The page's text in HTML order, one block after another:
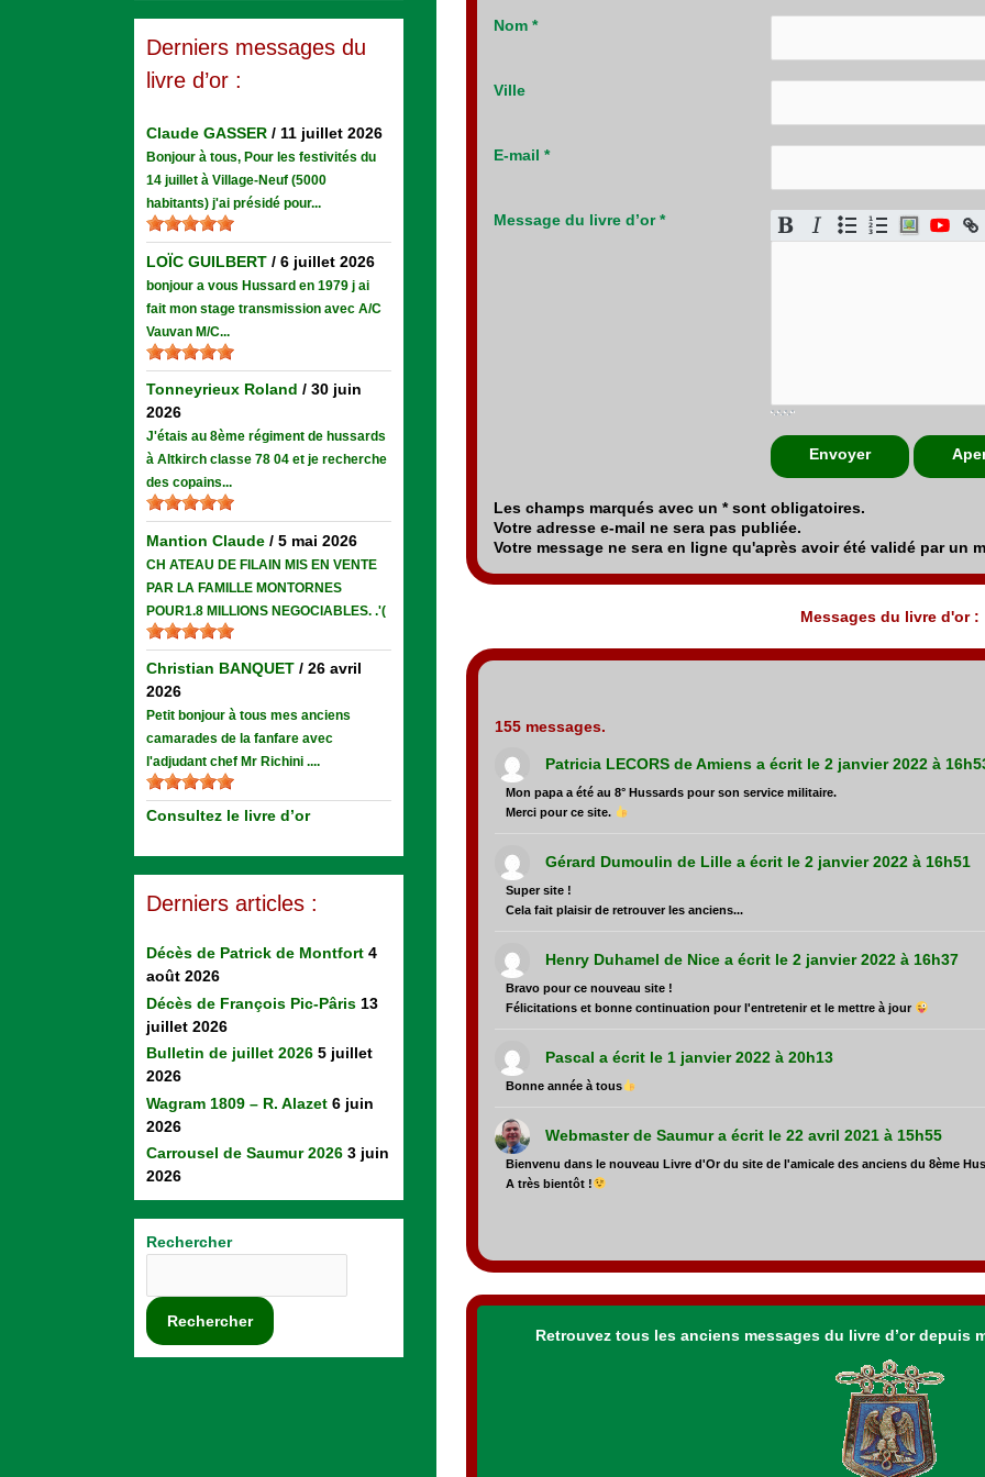
Derniers messages du
livre d’or :
Claude GASSER / 11 juillet 2026
Bonjour à tous, Pour les festivités du
14 juillet à Village-Neuf (5000
habitants) j'ai présidé pour...
LOÏC GUILBERT /6 juillet 2026
bonjour a vous Hussard en 1979 j ai
fait mon stage transmission avec A/C
Vauvan M/C...
Tonneyrieux Roland /30 juin
2026
J'étais au 8ème régiment de hussards
à Altkirch classe 78 04 et je recherche
des copains...
Mantion Claude /5 mai 2026
CH ATEAU DE FILAIN MIS EN VENTE
PAR LA FAMILLE MONTORNES
POUR1.8 MILLIONS NEGOCIABLES. .'(
Christian BANQUET /26 avril
2026
Petit bonjour à tous mes anciens
camarades de la fanfare avec
l'adjudant chef Mr Richini ....
Consultez le livre d’or
Derniers articles :
Décès de Patrick de Montfort 4
août 2026
Décès de François Pic-Pâris 13
juillet 2026
Bulletin de juillet 2026 5 juillet
2026
Wagram 1809 – R. Alazet 6 juin
2026
Carrousel de Saumur 2026 3 juin
2026
Rechercher
Rechercher
Nom *
Ville
E-mail *
Message du livre d’or*
Les champs marqués avec un * sont obligatoires.
Votre adresse e-mail ne sera pas publiée.
Votre message ne sera en ligne qu'après avoir été validé par un
Messages du livre d'or :
155 messages.
Patricia LECORS de Amiens a écrit le2 janvier 2022 à
Mon papa a été au 8° Hussards pour son service militaire.
Merci pour ce site.
Gérard Dumoulin de Lille a écrit le2 janvier 2022 à 16h51
Super site !
Cela fait plaisir de retrouver les anciens...
Henry Duhamel de Nice a écrit le2 janvier 2022 à 16h37
Bravo pour ce nouveau site !
Félicitations et bonne continuation pour l'entretenir et le mettre à jour
Pascal a écrit le1 janvier 2022 à 20h13
Bonne année à tous
Webmasterde Saumur a écrit le22 avril 2021 à 15h55
Bienvenu dans le nouveau Livre d'Or du site de l'amicale des anciens du 8ème
A très bientôt !
Retrouvez tous les anciens messages du livre d’or depuis